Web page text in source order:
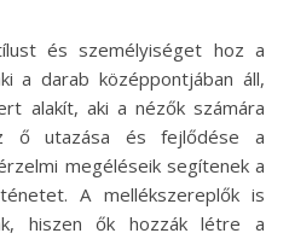
és személyiséget hoz a
a darab középpontjában áll,
alakít, aki a nézők számára
ő utazása és fejlődése a
megéléseik segítenek a
A mellékszereplők is
hiszen ők hozzák létre a